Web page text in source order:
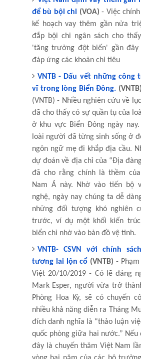
để bù bội chi (VOA) - Việc
kế hoạch vay thêm gần nửa
đắp bội chi ngân sách cho
'tăng trưởng đột biến' gần đây
đáp ứng các khoản chi tiêu
VNTB - Dấu vết những công
vĩ trong lòng Biển Đông. (VNTB)
(VNTB) - Nhiều nghiên cứu về
đã cho thấy có sự quần tụ của
ở khu vực Biển Đông ngày
loài người đã từng sinh sống ở
ngôn ngữ mẹ đi khắp địa cầu.
dự đoán về địa chỉ của “Địa
đã cho rằng chính là thềm
Nam Á này. Nhờ vào tiến bộ
nghệ, ngày nay chúng ta dễ
những đối tượng khó nghiên
trước, ví dụ một khối kiến
biển chỉ nhờ vào bản đồ vệ tinh.
VNTB- CSVN với chính
tương lai lộn cổ (VNTB) -
Việt 20/10/2019 - Có lẽ đáng
Mark Esper, người vừa trở
Phòng Hoa Kỳ, sẽ có chuyến
nhiều khả năng diễn ra Tháng
đích danh nghĩa là “thảo luận
quốc phòng giữa hai nước.”
đây là chuyến thăm Việt Nam